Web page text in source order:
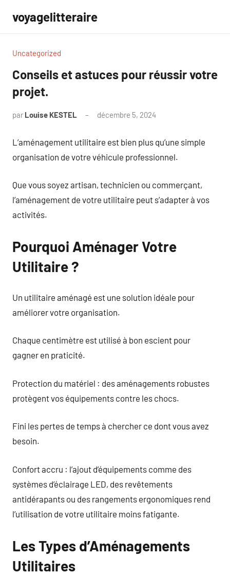
contenu
voyagelitteraire
Uncategorized
Conseils et astuces pour réussir votre
projet.
par Louise KESTEL décembre 5, 2024
L’aménagement utilitaire est bien plus qu’une simple
organisation de votre véhicule professionnel.
Que vous soyez artisan, technicien ou commerçant,
l’aménagement de votre utilitaire peut s’adapter à vos
activités.
Pourquoi Aménager Votre
Utilitaire ?
Un utilitaire aménagé est une solution idéale pour
améliorer votre organisation.
Chaque centimètre est utilisé à bon escient pour
gagner en praticité.
Protection du matériel : des aménagements robustes
protègent vos équipements contre les chocs.
Fini les pertes de temps à chercher ce dont vous avez
besoin.
Confort accru : l’ajout d’équipements comme des
systèmes d’éclairage LED, des revêtements
antidérapants ou des rangements ergonomiques rend
l’utilisation de votre utilitaire moins fatigante.
Les Types d’Aménagements
Utilitaires